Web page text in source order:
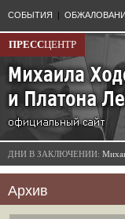
СОБЫТИЯ |
ПРЕССЦЕНТР
ДНИ В ЗАКЛЮЧЕНИИ:
Архив